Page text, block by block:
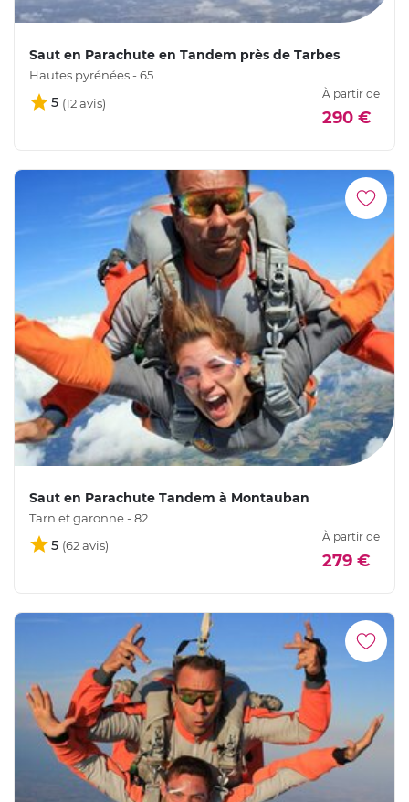
Saut en Parachute en Tandem près de Tarbes
Hautes pyrénées - 65
5
À partir de
290 €
Saut en Parachute Tandem à Montauban
Tarn et garonne - 82
5
À partir de
279 €